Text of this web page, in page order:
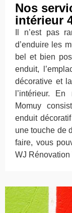
Nos
intérieur
Il n’est pas
d’enduire les
bel et bien
enduit,
décorative et
l’intérieur.
Momuy
enduit
une touche de
faire, vous
WJ Rénovation